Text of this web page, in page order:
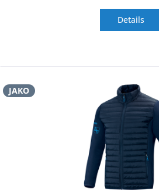
Details
JAKO